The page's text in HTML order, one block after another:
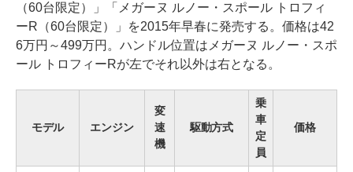
（60台限定）」「メガーヌ ルノー・スポール トロフィ
ーR（60台限定）」を2015年早春に発売する。価格は42
6万円～499万円。ハンドル位置はメガーヌ ルノー・スポ
ール トロフィーRが左でそれ以外は右となる。
モデル エンジン
変
速
機
駆動方式
乗
車
定
員
価格